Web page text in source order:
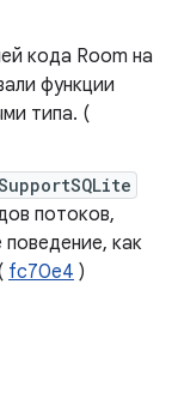
кода Room на
функции
типа. (
потоков,
как
fc70e4 )